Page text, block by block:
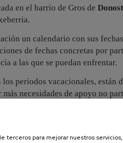
en el barrio de Gros de
un calendario con sus
de fechas concretas por
a las que se puedan enfrentar.
periodos vacacionales, están
necesidades de apoyo no
de las actividades que
terceros para mejorar nuestros